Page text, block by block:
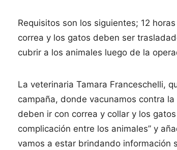
Requisitos son los siguientes; 12
correa y los gatos deben ser
cubrir a los animales luego de la
La veterinaria Tamara Franceschelli,
campaña, donde vacunamos contra
deben ir con correa y collar y los
complicación entre los animales” y
vamos a estar brindando información